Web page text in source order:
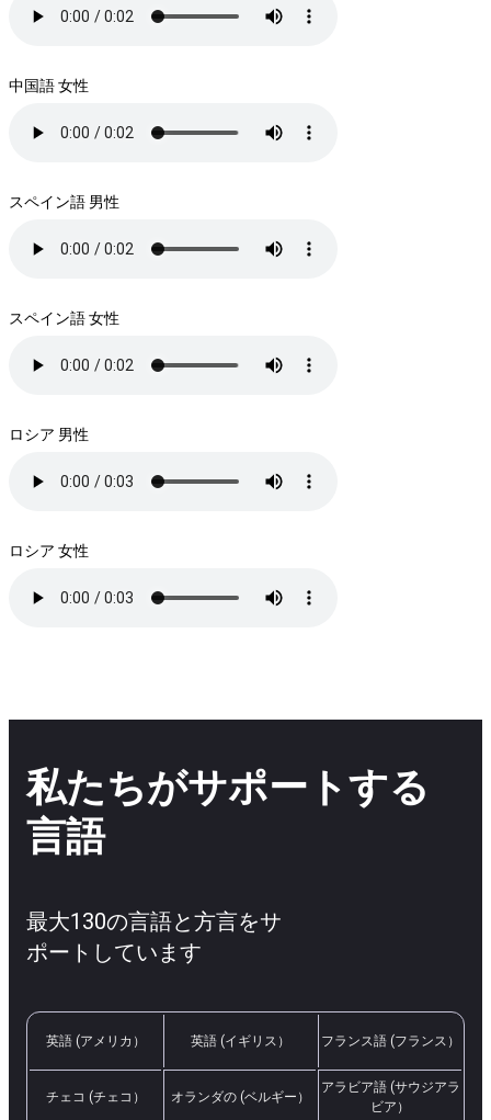
中国語 女性
スペイン語 男性
スペイン語 女性
ロシア 男性
ロシア 女性
私たちがサポートする
言語
最大130の言語と方言をサ
ポートしています
英語 (アメリカ） 英語 (イギリス） フランス語 (フランス）
チェコ (チェコ） オランダの (ベルギー）
アラビア語 (サウジアラ
ビア）